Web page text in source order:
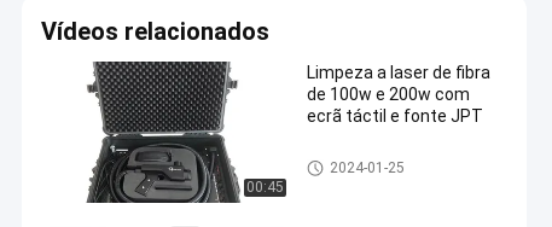
Vídeos relacionados
00:45
Limpeza a laser de fibra
de 100w e 200w com
ecrã táctil e fonte JPT
Máquina da limpeza do laser
2024-01-25